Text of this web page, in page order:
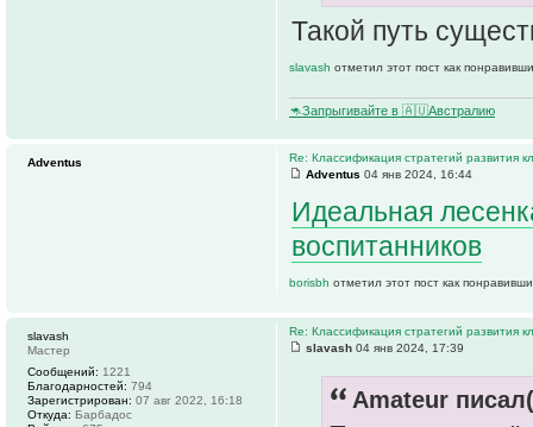
Такой путь
slavash отметил этот пост как
🦘Запрыгивайте в 🇦🇺Австралию
Re: Классификация стратегий развития
Adventus 04 янв 2024, 16:44
Идеальная
воспитанников
borisbh отметил этот пост как
Adventus
Re: Классификация стратегий развития
slavash 04 янв 2024, 17:39
Amateur
slavash
Мастер
Сообщений: 1221
Благодарностей: 794
Зарегистрирован: 07 авг 2022, 16:18
Откуда: Барбадос